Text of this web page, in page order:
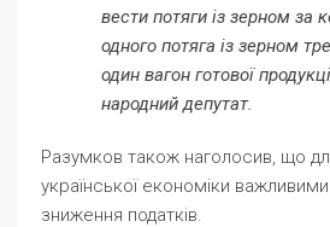
вести потяги із зерном за
одного потяга із зерном
один вагон готової
народний депутат.
Разумков також наголосив, що
української економіки важливими є
зниження податків.